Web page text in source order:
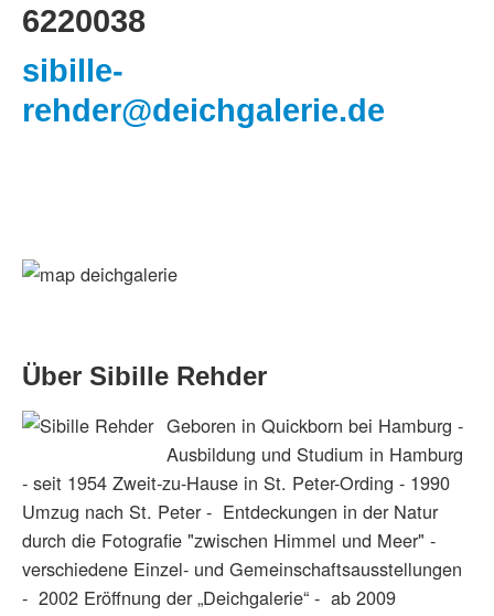
6220038
sibille-
rehder@deichgalerie.de
Über Sibille Rehder
Geboren in Quickborn bei Hamburg -
Ausbildung und Studium in Hamburg
- seit 1954 Zweit-zu-Hause in St. Peter-Ording - 1990
Umzug nach St. Peter - Entdeckungen in der Natur
durch die Fotografie "zwischen Himmel und Meer" -
verschiedene Einzel- und Gemeinschaftsausstellungen
- 2002 Eröffnung der „Deichgalerie“ - ab 2009